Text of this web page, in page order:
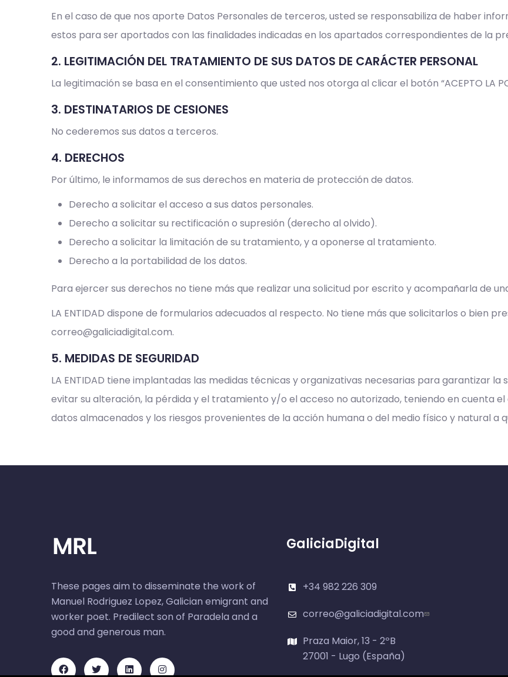
En el caso de que nos aporte Datos Personales de terceros, usted se responsabiliza de haber
estos para ser aportados con las finalidades indicadas en los apartados correspondientes de la
2. LEGITIMACIÓN DEL TRATAMIENTO DE SUS DATOS DE CARÁCTER PERSONAL
La legitimación se basa en el consentimiento que usted nos otorga al clicar el botón “ACEPTO LA
3. DESTINATARIOS DE CESIONES
No cederemos sus datos a terceros.
4. DERECHOS
Por último, le informamos de sus derechos en materia de protección de datos.
Derecho a solicitar el acceso a sus datos personales.
Derecho a solicitar su rectificación o supresión (derecho al olvido).
Derecho a solicitar la limitación de su tratamiento, y a oponerse al tratamiento.
Derecho a la portabilidad de los datos.
Para ejercer sus derechos no tiene más que realizar una solicitud por escrito y acompañarla de
LA ENTIDAD dispone de formularios adecuados al respecto. No tiene más que solicitarlos o bien
correo@galiciadigital.com.
5. MEDIDAS DE SEGURIDAD
LA ENTIDAD tiene implantadas las medidas técnicas y organizativas necesarias para garantizar
evitar su alteración, la pérdida y el tratamiento y/o el acceso no autorizado, teniendo en cuenta
datos almacenados y los riesgos provenientes de la acción humana o del medio físico y natural a
These pages aim to disseminate the work of
Manuel Rodriguez Lopez, Galician emigrant and
worker poet. Predilect son of Paradela and a
good and generous man.
GaliciaDigital
+34 982 226 309
correo@galiciadigital.com
Praza Maior, 13 - 2ºB
27001 - Lugo (España)